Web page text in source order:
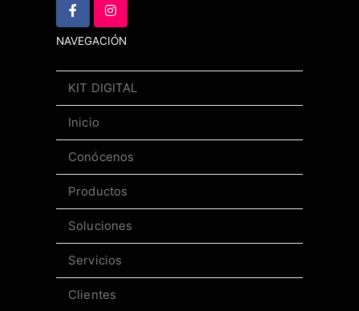
NAVEGACIÓN
KIT DIGITAL
Inicio
Conócenos
Productos
Soluciones
Servicios
Clientes